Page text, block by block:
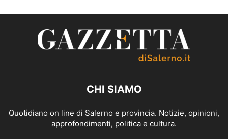
CHI SIAMO
Quotidiano on line di Salerno e provincia. Notizie, opinioni,
approfondimenti, politica e cultura.